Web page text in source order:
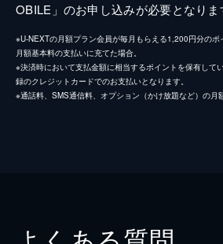
OBILE」のお申し込みが必要となりま
※U-NEXTの月額プラン会員が毎月もらえる1,200円分の
月額基本料の支払いに充てた場合。
※決済時において支払金額に相当するポイントを保有して
録のクレジットカードでのお支払いとなります。
※通話料、SMS通信料、オプション（かけ放題など）の月